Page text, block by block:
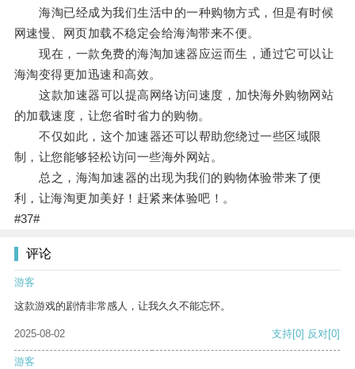
海淘已经成为我们生活中的一种购物方式，但是有时候
网速慢、网页加载不稳定会给海淘带来不便。
现在，一款免费的海淘加速器应运而生，通过它可以让
海淘变得更加迅速和高效。
这款加速器可以提高网络访问速度，加快海外购物网站
的加载速度，让您省时省力的购物。
不仅如此，这个加速器还可以帮助您绕过一些区域限
制，让您能够轻松访问一些海外网站。
总之，海淘加速器的出现为我们的购物体验带来了便
利，让海淘更加美好！赶紧来体验吧！。
#37#
评论
游客
这款游戏的剧情非常感人，让我久久不能忘怀。
2025-08-02 支持[0] 反对[0]
游客